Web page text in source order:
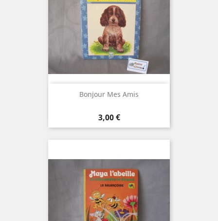
Bonjour Mes Amis
Prix
3,00 €